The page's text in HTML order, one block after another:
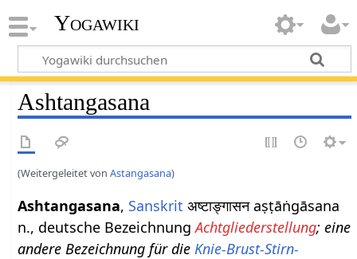
Yogawiki
Ashtangasana
(Weitergeleitet vonAstangasana)
Ashtangasana, Sanskrit अष्टाङ्गासन aṣṭāṅgāsana
n., deutsche BezeichnungAchtgliederstellung; eine
andere Bezeichnung für dieKnie-Brust-Stirn-